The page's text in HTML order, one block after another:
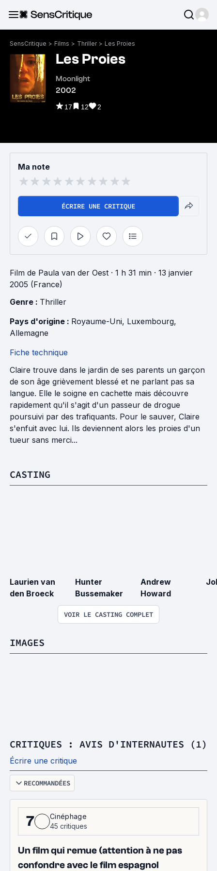
SensCritique > Films > Thriller > Les Proies
Les Proies
Moonlight
2002
17 12 2
Ma note
ÉCRIRE UNE CRITIQUE
Film de Paula van der Oest · 1 h 31 min · 13 janvier
2005 (France)
Genre : Thriller
Pays d'origine : Royaume-Uni, Luxembourg,
Allemagne
Fiche technique
Claire trouve dans le jardin de ses parents un garçon
de son âge grièvement blessé et ne parlant pas sa
langue. Elle le soigne en cachette mais découvre
rapidement qu'il s'agit d'un passeur de drogue
poursuivi par des trafiquants. Pour le sauver, Claire
s'enfuit avec lui. Ils deviennent alors les proies d'un
tueur sans merci...
CASTING
Laurien van
den Broeck
Hunter
Bussemaker
Andrew
Howard
VOIR LE CASTING COMPLET
IMAGES
CRITIQUES : AVIS D'INTERNAUTES (1)
Écrire une critique
RECOMMANDÉES
7
Cinéphage
45 critiques
Un film qui remue (attention à ne pas
confondre avec le film espagnol